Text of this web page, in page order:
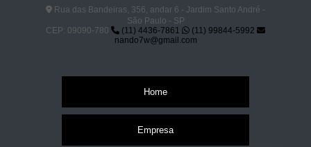
Rua das Bandeiras, 356, andar 6 - Jardim Santo André -
São Paulo - SP
CEP: 09090-780
(11) 4436-7861
(11) 99844-5992
nando7w@gmail.com
Home
Empresa